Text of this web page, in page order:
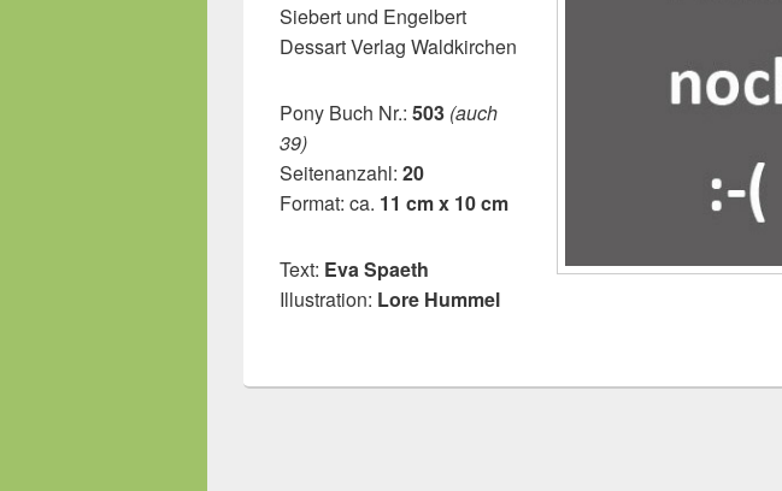
Siebert und Engelbert
Dessart Verlag Waldkirchen
Pony Buch Nr.: 503 (auch
39)
Seitenanzahl: 20
Format: ca. 11 cm x 10 cm
Text: Eva Spaeth
Illustration: Lore Hummel